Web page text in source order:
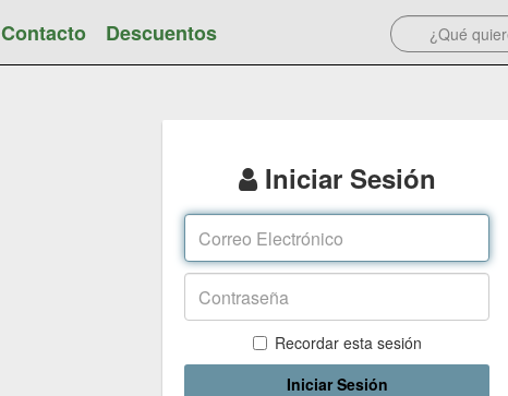
Contacto Descuentos
Iniciar Sesión
Recordar esta sesión
Iniciar Sesión